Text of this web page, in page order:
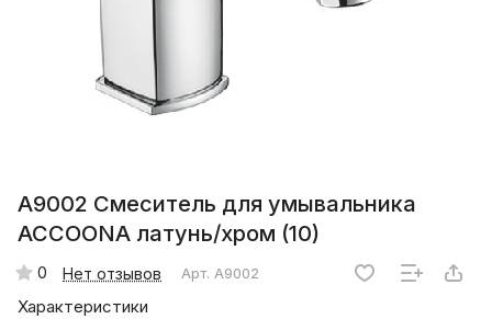
A9002 Смеситель для умывальника
ACCOONA латунь/хром (10)
0 Нет отзывов Арт. A9002
Характеристики